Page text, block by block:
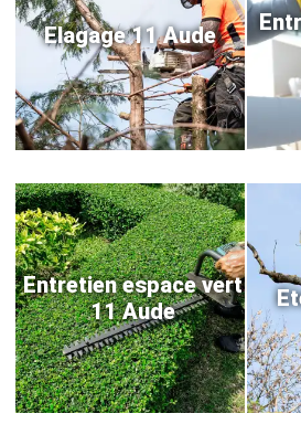
Elagage 11 Aude
Entretien espace vert
11 Aude